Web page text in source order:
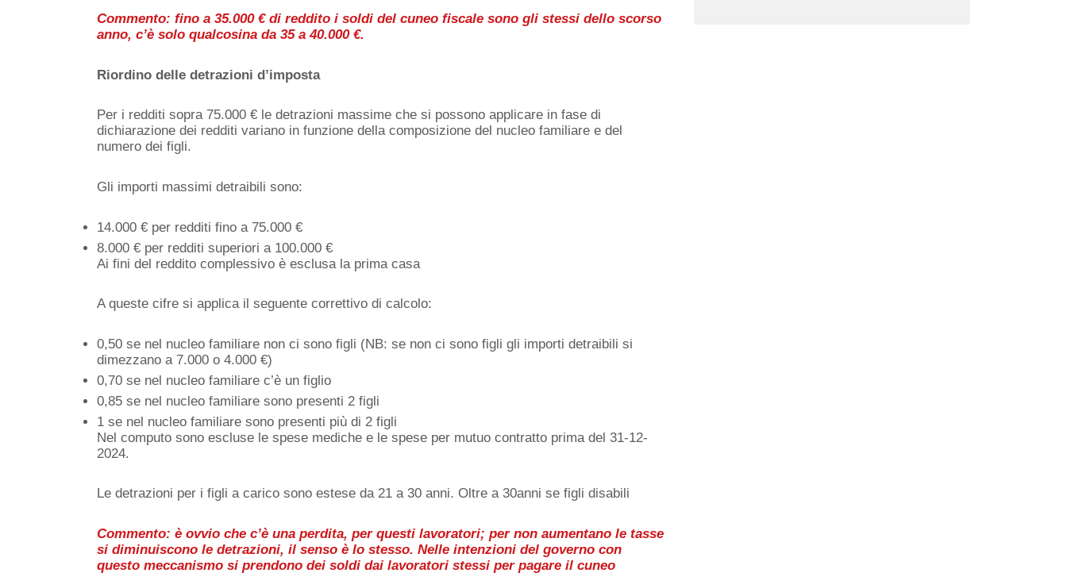
Commento: fino a 35.000 € di reddito i soldi del cuneo fiscale sono gli stessi dello scorso
anno, c’è solo qualcosina da 35 a 40.000 €.
Riordino delle detrazioni d’imposta
Per i redditi sopra 75.000 € le detrazioni massime che si possono applicare in fase di
dichiarazione dei redditi variano in funzione della composizione del nucleo familiare e del
numero dei figli.
Gli importi massimi detraibili sono:
14.000 € per redditi fino a 75.000 €
8.000 € per redditi superiori a 100.000 €
Ai fini del reddito complessivo è esclusa la prima casa
A queste cifre si applica il seguente correttivo di calcolo:
0,50 se nel nucleo familiare non ci sono figli (NB: se non ci sono figli gli importi detraibili si
dimezzano a 7.000 o 4.000 €)
0,70 se nel nucleo familiare c’è un figlio
0,85 se nel nucleo familiare sono presenti 2 figli
1 se nel nucleo familiare sono presenti più di 2 figli
Nel computo sono escluse le spese mediche e le spese per mutuo contratto prima del 31-12-
2024.
Le detrazioni per i figli a carico sono estese da 21 a 30 anni. Oltre a 30anni se figli disabili
Commento: è ovvio che c’è una perdita, per questi lavoratori; per non aumentano le tasse
si diminuiscono le detrazioni, il senso è lo stesso. Nelle intenzioni del governo con
questo meccanismo si prendono dei soldi dai lavoratori stessi per pagare il cuneo